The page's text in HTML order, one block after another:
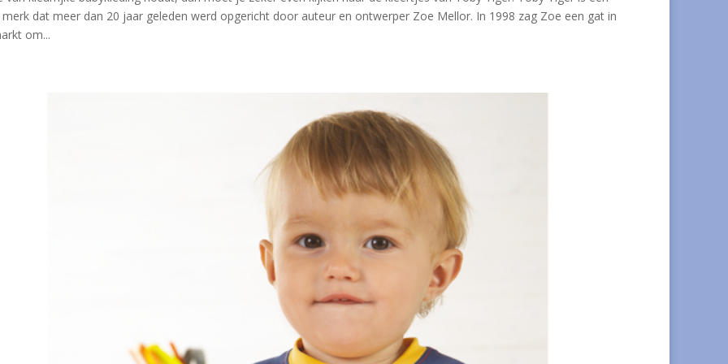
dat meer dan 20 jaar geleden werd opgericht door auteur en ontwerper Zoe Mellor. In 1998 zag Zoe een gat in
om...